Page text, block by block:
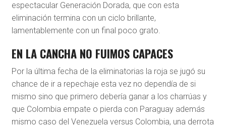
espectacular Generación Dorada, que con esta
eliminación termina con un ciclo brillante,
lamentablemente con un final poco grato.
EN LA CANCHA NO FUIMOS CAPACES
Por la última fecha de la eliminatorias la roja se jugó su
chance de ir a repechaje esta vez no dependía de si
mismo sino que primero debería ganar a los charrúas y
que Colombia empate o pierda con Paraguay además
mismo caso del Venezuela versus Colombia, una derrota